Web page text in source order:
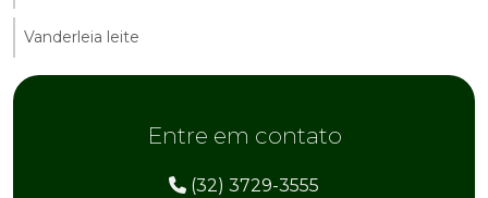
Vanderleia leite
Entre em contato
(32) 3729-3555